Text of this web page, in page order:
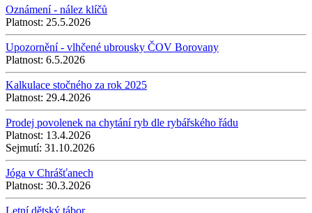
Oznámení - nález klíčů
Platnost: 25.5.2026
Upozornění - vlhčené ubrousky ČOV Borovany
Platnost: 6.5.2026
Kalkulace stočného za rok 2025
Platnost: 29.4.2026
Prodej povolenek na chytání ryb dle rybářského řádu
Platnost: 13.4.2026
Sejmutí: 31.10.2026
Jóga v Chrášťanech
Platnost: 30.3.2026
Letní dětský tábor